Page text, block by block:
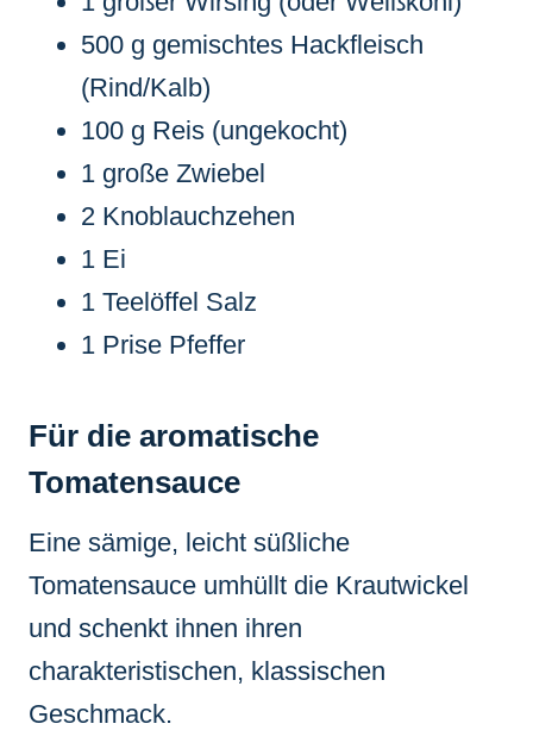
500 g gemischtes Hackfleisch
(Rind/Kalb)
100 g Reis (ungekocht)
1 große Zwiebel
2 Knoblauchzehen
1 Ei
1 Teelöffel Salz
1 Prise Pfeffer
Für die aromatische
Tomatensauce
Eine sämige, leicht süßliche
Tomatensauce umhüllt die Krautwickel
und schenkt ihnen ihren
charakteristischen, klassischen
Geschmack.